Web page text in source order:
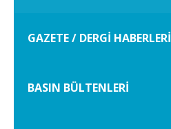
GAZETE / DERGİ HABERLERİ
BASIN BÜLTENLERİ